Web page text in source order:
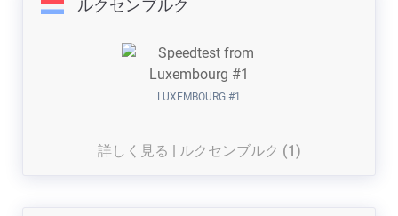
ルクセンブルク
LUXEMBOURG #1
詳しく見る | ルクセンブルク (1)